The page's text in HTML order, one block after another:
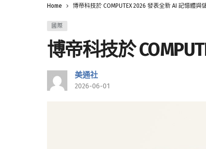
Home 博帝科技於 COMPUTEX 2026 發表全新 AI 記憶體與
國際
博帝科技於
美通社
2026-06-01